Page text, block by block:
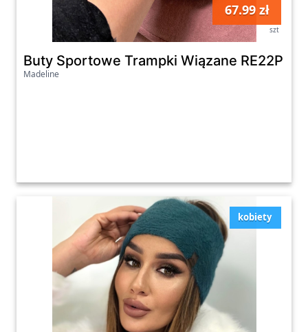
67.99 zł
szt
Buty Sportowe Trampki Wiązane RE22P
Madeline
kobiety